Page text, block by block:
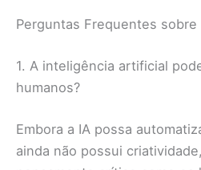
Perguntas Frequentes
1. A inteligência artificial
humanos?
Embora a IA possa
ainda não possui